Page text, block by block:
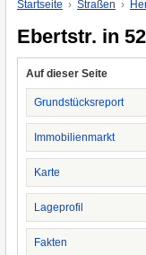
Startseite Straßen
Ebertstr. in
Auf dieser Seite
Grundstücksreport
Immobilienmarkt
Karte
Lageprofil
Fakten